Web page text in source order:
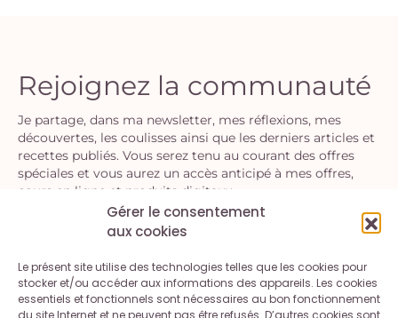
Gérer le consentement
aux cookies
Le présent site utilise des technologies telles que les cookies pour
stocker et/ou accéder aux informations des appareils. Les cookies
essentiels et fonctionnels sont nécessaires au bon fonctionnement
du site Internet et ne peuvent pas être refusés. D’autres cookies sont
Rejoignez la communauté
Je partage, dans ma newsletter, mes réflexions, mes
découvertes, les coulisses ainsi que les derniers articles et
recettes publiés. Vous serez tenu au courant des offres
spéciales et vous aurez un accès anticipé à mes offres,
cours en ligne et produits digitaux.
En vous inscrivant, vous acceptez la politique de confidentialité.
Vous pouvez vous désinscrire à tout moment.